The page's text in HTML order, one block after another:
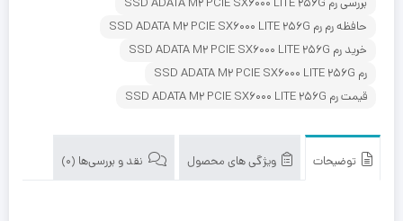
حافظه رم رم SSD ADATA M2 PCIE SX6000 LITE 256G
خرید رم SSD ADATA M2 PCIE SX6000 LITE 256G
رم SSD ADATA M2 PCIE SX6000 LITE 256G
قیمت رم SSD ADATA M2 PCIE SX6000 LITE 256G
توضیحات ویژگی های محصول نقد و بررسی‌ها (0)